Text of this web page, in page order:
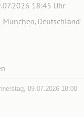
18:45 Uhr
Deutschland
09.07.2026 18:00